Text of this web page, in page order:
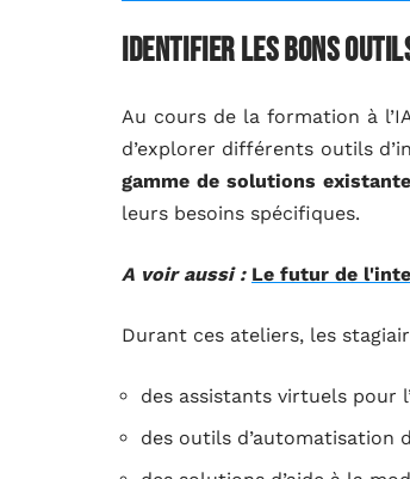
Identifier les bons
Au cours de la formation à
d’explorer différents outils
gamme de solutions
leurs besoins spécifiques.
A voir aussi : Le futur de
Durant ces ateliers, les
des assistants virtuels pour
des outils d’automatisation